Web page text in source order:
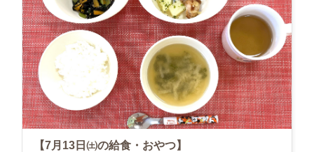
【7月13日㈯の給食・おやつ】